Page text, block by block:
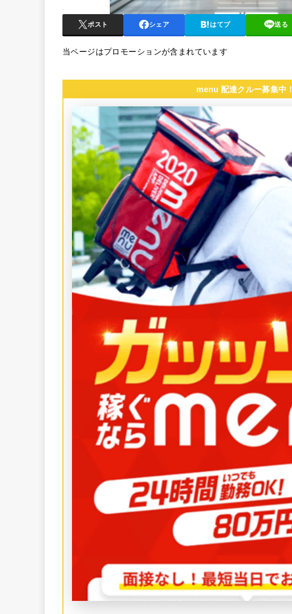
ポスト シェア はてブ 送る
当ページはプロモーションが含まれています
menu 配達クルー募集中！